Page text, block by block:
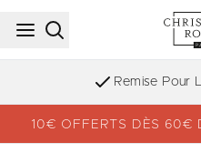
Remise Pour
10€ OFFERTS DÈS 60€